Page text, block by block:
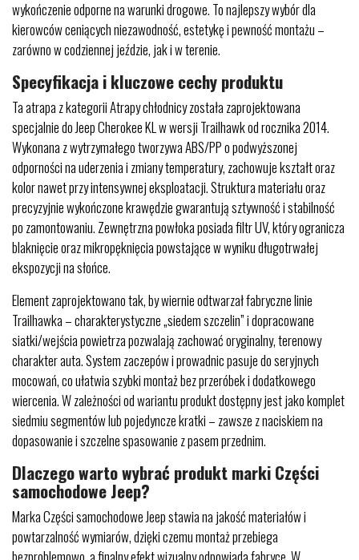
wykończenie odporne na warunki drogowe. To najlepszy wybór dla
kierowców ceniących niezawodność, estetykę i pewność montażu –
zarówno w codziennej jeździe, jak i w terenie.
Specyfikacja i kluczowe cechy produktu
Ta atrapa z kategorii Atrapy chłodnicy została zaprojektowana
specjalnie do Jeep Cherokee KL w wersji Trailhawk od rocznika 2014.
Wykonana z wytrzymałego tworzywa ABS/PP o podwyższonej
odporności na uderzenia i zmiany temperatury, zachowuje kształt oraz
kolor nawet przy intensywnej eksploatacji. Struktura materiału oraz
precyzyjnie wykończone krawędzie gwarantują sztywność i stabilność
po zamontowaniu. Zewnętrzna powłoka posiada filtr UV, który ogranicza
blaknięcie oraz mikropęknięcia powstające w wyniku długotrwałej
ekspozycji na słońce.
Element zaprojektowano tak, by wiernie odtwarzał fabryczne linie
Trailhawka – charakterystyczne „siedem szczelin” i dopracowane
siatki/wejścia powietrza pozwalają zachować oryginalny, terenowy
charakter auta. System zaczepów i prowadnic pasuje do seryjnych
mocowań, co ułatwia szybki montaż bez przeróbek i dodatkowego
wiercenia. W zależności od wariantu produkt dostępny jest jako komplet
siedmiu segmentów lub pojedyncze kratki – zawsze z naciskiem na
dopasowanie i szczelne spasowanie z pasem przednim.
Dlaczego warto wybrać produkt marki Części
samochodowe Jeep?
Marka Części samochodowe Jeep stawia na jakość materiałów i
powtarzalność wymiarów, dzięki czemu montaż przebiega